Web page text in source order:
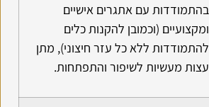
בהתמודדות עם אתגרים אישיים
ומקצועיים (וכמובן להקנות כלים
להתמודדות ללא כל עזר חיצוני), מתן
עצות מעשיות לשיפור והתפתחות.